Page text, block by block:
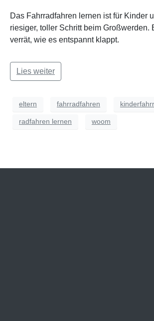
Das Fahrradfahren lernen ist für Kinder
riesiger, toller Schritt beim Großwerden.
verrät, wie es entspannt klappt.
Lies weiter
eltern fahrradfahren
radfahren lernen woom